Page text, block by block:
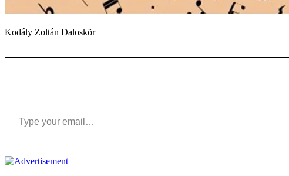
Kodály Zoltán Daloskör
Type your email…